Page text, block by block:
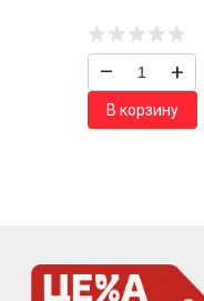
– +
В корзину